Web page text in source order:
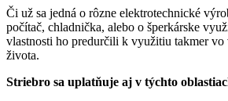
Či už sa jedná o rôzne elektrotechnické
počítač, chladnička, alebo o šperkárske
vlastnosti ho predurčili k využitiu takmer vo
života.
Striebro sa uplatňuje aj v týchto